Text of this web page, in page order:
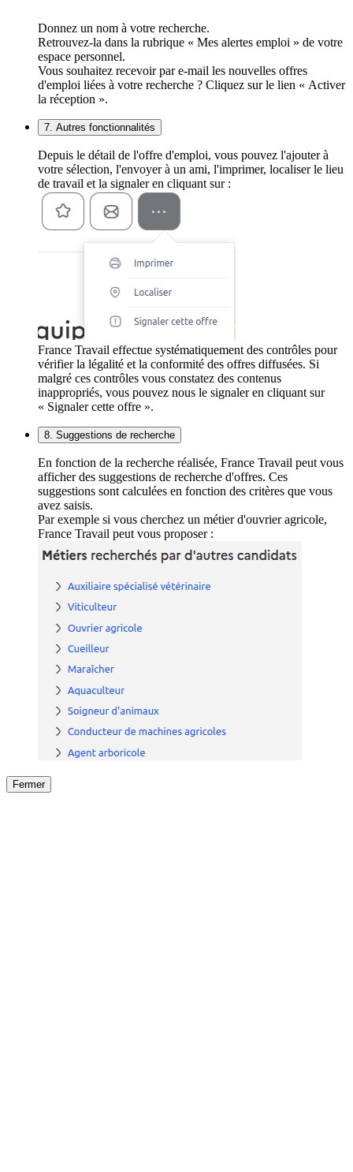
Donnez un nom à votre recherche.
Retrouvez-la dans la rubrique « Mes alertes emploi » de votre
espace personnel.
Vous souhaitez recevoir par e-mail les nouvelles offres
d'emploi liées à votre recherche ? Cliquez sur le lien « Activer
la réception ».
7. Autres fonctionnalités
Depuis le détail de l'offre d'emploi, vous pouvez l'ajouter à
votre sélection, l'envoyer à un ami, l'imprimer, localiser le lieu
de travail et la signaler en cliquant sur :
France Travail effectue systématiquement des contrôles pour
vérifier la légalité et la conformité des offres diffusées. Si
malgré ces contrôles vous constatez des contenus
inappropriés, vous pouvez nous le signaler en cliquant sur
« Signaler cette offre ».
8. Suggestions de recherche
En fonction de la recherche réalisée, France Travail peut vous
afficher des suggestions de recherche d'offres. Ces
suggestions sont calculées en fonction des critères que vous
avez saisis.
Par exemple si vous cherchez un métier d'ouvrier agricole,
France Travail peut vous proposer :
Fermer